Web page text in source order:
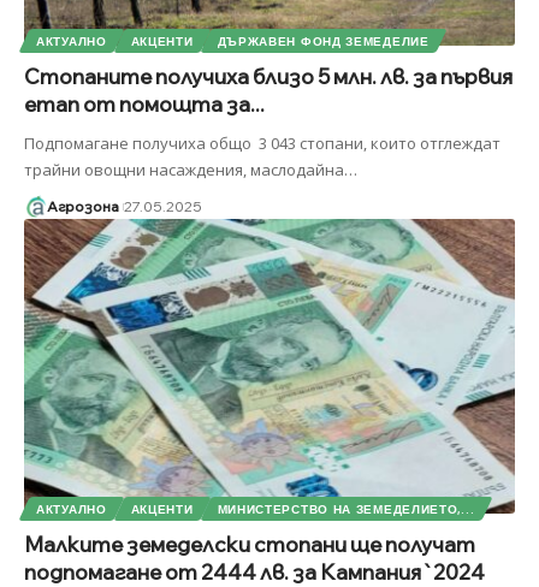
АКТУАЛНО АКЦЕНТИ ДЪРЖАВЕН ФОНД ЗЕМЕДЕЛИЕ
Стопаните получиха близо 5 млн. лв. за първия
етап от помощта за...
Подпомагане получиха общо 3 043 стопани, които отглеждат
трайни овощни насаждения, маслодайна…
Агрозона 27.05.2025
АКТУАЛНО АКЦЕНТИ МИНИСТЕРСТВО НА ЗЕМЕДЕЛИЕТО,...
Малките земеделски стопани ще получат
подпомагане от 2444 лв. за Кампания`2024